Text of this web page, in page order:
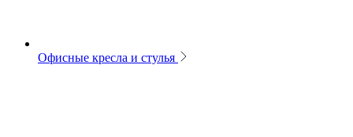
Офисные кресла и стулья